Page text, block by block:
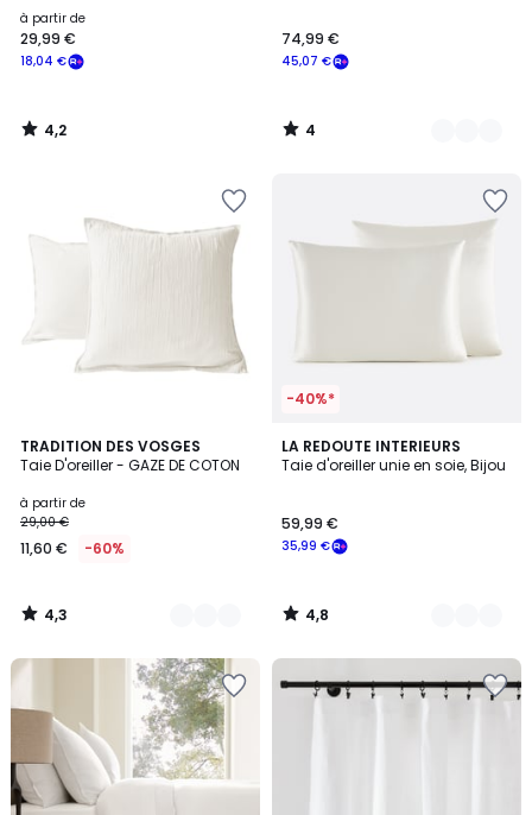
à partir de
18,04 €
29,99 €
4,2
/
45,07 €
74,99 €
4
/
TRADITION DES VOSGES
Taie D'oreiller - GAZE DE COTON
à partir de
29,00 €
11,60 € -60%
4,3
/ 5
9
Couleurs
4,3
/
-40%*
LA REDOUTE INTERIEURS
Taie d'oreiller unie en soie, Bijou
35,99 €
59,99 €
4,8
/ 5
6
Couleurs
4,8
/